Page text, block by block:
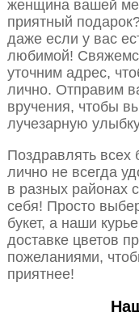
женщина вашей
приятный
даже если у вас
любимой!
уточним адрес,
лично. Отправим
вручения, чтобы
лучезарную
Поздравлять всех
лично не всегда
в разных районах
себя! Просто
букет, а наши
доставке цветов
пожеланиями,
приятнее!